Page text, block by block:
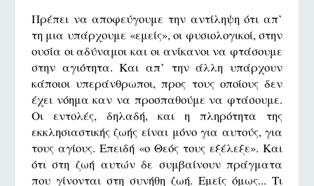
Πρέπει να αποφεύγουμε την αντίληψη ότι απ’
τη μια υπάρχουμε «εμείς», οι φυσιολογικοί, στην
ουσία οι αδύναμοι και οι ανίκανοι να φτάσουμε
στην αγιότητα. Και απ’ την άλλη υπάρχουν
κάποιοι υπεράνθρωποι, προς τους οποίους δεν
έχει νόημα καν να προσπαθούμε να φτάσουμε.
Οι εντολές, δηλαδή, και η πληρότητα της
εκκλησιαστικής ζωής είναι μόνο για αυτούς, για
τους αγίους. Επειδή «ο Θεός τους εξέλεξε». Και
ότι στη ζωή αυτών δε συμβαίνουν πράγματα
που γίνονται στη συνήθη ζωή. Εμείς όμως... Τι